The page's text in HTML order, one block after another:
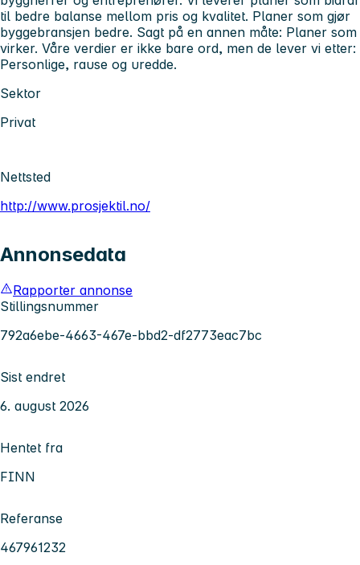
til bedre balanse mellom pris og kvalitet. Planer som gjør
byggebransjen bedre. Sagt på en annen måte: Planer som
virker. Våre verdier er ikke bare ord, men de lever vi etter:
Personlige, rause og uredde.
Sektor
Privat
Nettsted
http://www.prosjektil.no/
Annonsedata
Rapporter annonse
Stillingsnummer
792a6ebe-4663-467e-bbd2-df2773eac7bc
Sist endret
6. august 2026
Hentet fra
FINN
Referanse
467961232